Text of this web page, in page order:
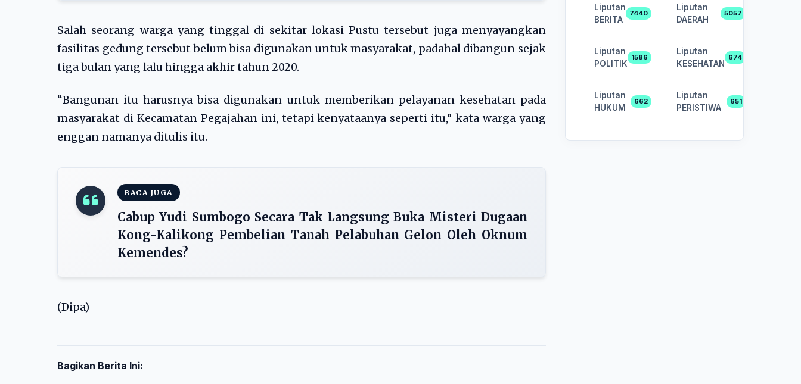
Salah seorang warga yang tinggal di sekitar lokasi Pustu tersebut juga menyayangkan
fasilitas gedung tersebut belum bisa digunakan untuk masyarakat, padahal dibangun sejak
tiga bulan yang lalu hingga akhir tahun 2020.
“Bangunan itu harusnya bisa digunakan untuk memberikan pelayanan kesehatan pada
masyarakat di Kecamatan Pegajahan ini, tetapi kenyataanya seperti itu,” kata warga yang
enggan namanya ditulis itu.
BACA JUGA
Cabup Yudi Sumbogo Secara Tak Langsung Buka Misteri Dugaan
Kong-Kalikong Pembelian Tanah Pelabuhan Gelon Oleh Oknum
Kemendes?
(Dipa)
Bagikan Berita Ini:
Liputan
BERITA
7440
Liputan
DAERAH
5057
Liputan
POLITIK
1586
Liputan
KESEHATAN
674
Liputan
HUKUM
662
Liputan
PERISTIWA
651